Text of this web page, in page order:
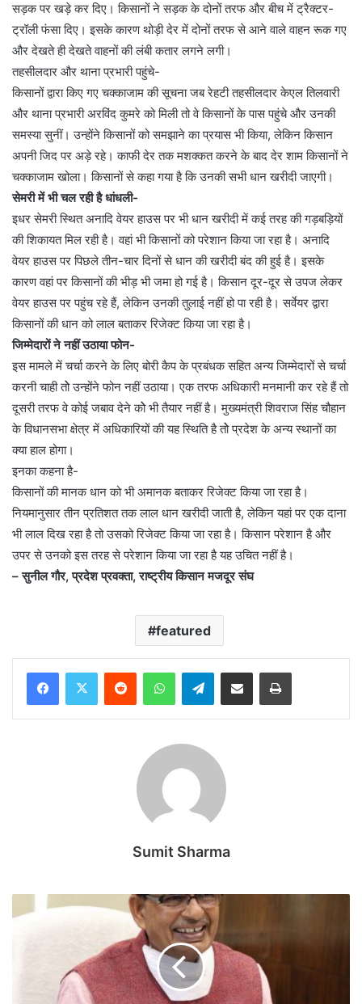
सड़क पर खड़े कर दिए। किसानों ने सड़क के दोनों तरफ और बीच में ट्रैक्टर-
ट्रॉली फंसा दिए। इसके कारण थोड़ी देर में दोनों तरफ से आने वाले वाहन रूक गए
और देखते ही देखते वाहनों की लंबी कतार लगने लगी।
तहसीलदार और थाना प्रभारी पहुंचे-
किसानों द्वारा किए गए चक्काजाम की सूचना जब रेहटी तहसीलदार केएल तिलवारी
और थाना प्रभारी अरविंद कुमरे को मिली तो वे किसानों के पास पहुंचे और उनकी
समस्या सुनीं। उन्होंने किसानों को समझाने का प्रयास भी किया, लेकिन किसान
अपनी जिद पर अड़े रहे। काफी देर तक मशक्कत करने के बाद देर शाम किसानों ने
चक्काजाम खोला। किसानों से कहा गया है कि उनकी सभी धान खरीदी जाएगी।
सेमरी में भी चल रही है धांधली-
इधर सेमरी स्थित अनादि वेयर हाउस पर भी धान खरीदी में कई तरह की गड़बड़ियों
की शिकायत मिल रही है। वहां भी किसानों को परेशान किया जा रहा है। अनादि
वेयर हाउस पर पिछले तीन-चार दिनों से धान की खरीदी बंद की हुई है। इसके
कारण वहां पर किसानों की भीड़ भी जमा हो गई है। किसान दूर-दूर से उपज लेकर
वेयर हाउस पर पहुंच रहे हैं, लेकिन उनकी तुलाई नहीं हो पा रही है। सर्वेयर द्वारा
किसानों की धान को लाल बताकर रिजेक्ट किया जा रहा है।
जिम्मेदारों ने नहीं उठाया फोन-
इस मामले में चर्चा करने के लिए बोरी कैप के प्रबंधक सहित अन्य जिम्मेदारों से चर्चा
करनी चाही तोे उन्होंने फोन नहीं उठाया। एक तरफ अधिकारी मनमानी कर रहे हैं तो
दूसरी तरफ वे कोई जबाव देने कोे भी तैयार नहीं है। मुख्यमंत्री शिवराज सिंह चौहान
के विधानसभा क्षेत्र में अधिकारियों की यह स्थिति है तोे प्रदेश के अन्य स्थानों का
क्या हाल होगा।
इनका कहना है-
किसानों की मानक धान को भी अमानक बताकर रिजेक्ट किया जा रहा है।
नियमानुसार तीन प्रतिशत तक लाल धान खरीदी जाती है, लेकिन यहां पर एक दाना
भी लाल दिख रहा है तो उसको रिजेक्ट किया जा रहा है। किसान परेशान है और
उपर से उनको इस तरह से परेशान किया जा रहा है यह उचित नहीं है।
– सुनील गौर, प्रदेश प्रवक्ता, राष्ट्रीय किसान मजदूर संघ
featured
Telegram
Sumit Sharma